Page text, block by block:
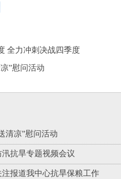
全力冲刺决战四季度
”慰问活动
清凉”慰问活动
抗旱专题视频会议
注报道我中心抗旱保粮工作